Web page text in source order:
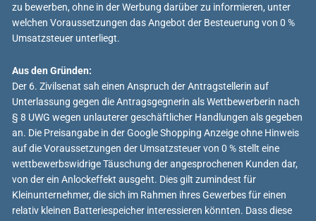
zu bewerben, ohne in der Werbung darüber zu informieren, unter
welchen Voraussetzungen das Angebot der Besteuerung von 0 %
Umsatzsteuer unterliegt.
Aus den Gründen:
Der 6. Zivilsenat sah einen Anspruch der Antragstellerin auf
Unterlassung gegen die Antragsgegnerin als Wettbewerberin nach
§ 8 UWG wegen unlauterer geschäftlicher Handlungen als gegeben
an. Die Preisangabe in der Google Shopping Anzeige ohne Hinweis
auf die Voraussetzungen der Umsatzsteuer von 0 % stellt eine
wettbewerbswidrige Täuschung der angesprochenen Kunden dar,
von der ein Anlockeffekt ausgeht. Dies gilt zumindest für
Kleinunternehmer, die sich im Rahmen ihres Gewerbes für einen
relativ kleinen Batteriespeicher interessieren könnten. Dass diese